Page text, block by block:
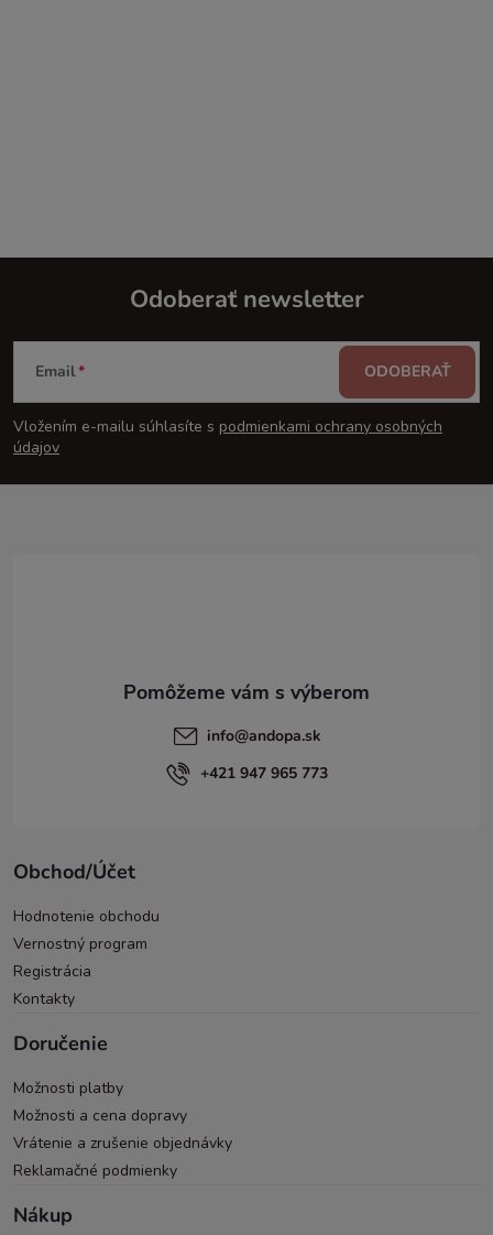
Z
á
p
Odoberať newsletter
Email
Vložením e-mailu súhlasíte s podmienkami ochrany osobných
údajov
ODOBERAŤ
info@andopa.sk
+421 947 965 773
Obchod/Účet
Hodnotenie obchodu
Vernostný program
Registrácia
Kontakty
Doručenie
Možnosti platby
Možnosti a cena dopravy
Vrátenie a zrušenie objednávky
Reklamačné podmienky
Nákup